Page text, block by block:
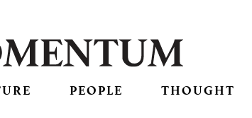
PEOPLE THOUGHT